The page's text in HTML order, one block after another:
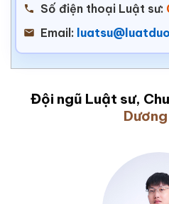
Số điện thoại Luật sư:
Email:
Đội ngũ Luật sư,